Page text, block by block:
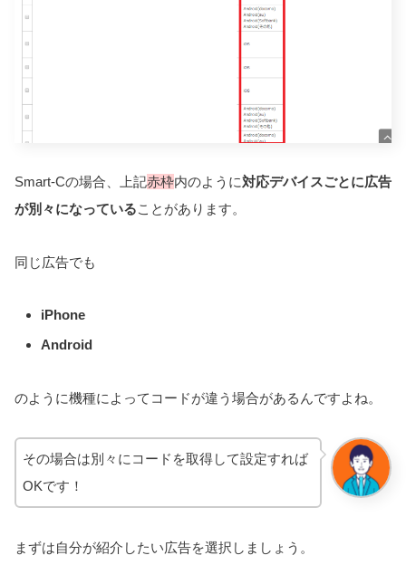
Smart-Cの場合、上記赤枠内のように対応デバイスごとに広告
が別々になっていることがあります。
同じ広告でも
iPhone
Android
のように機種によってコードが違う場合があるんですよね。
その場合は別々にコードを取得して設定すれば
OKです！
まずは自分が紹介したい広告を選択しましょう。